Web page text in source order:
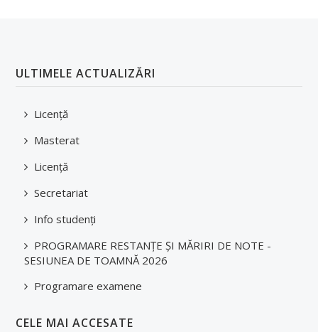
ULTIMELE ACTUALIZĂRI
Licență
Masterat
Licență
Secretariat
Info studenți
PROGRAMARE RESTANȚE ȘI MĂRIRI DE NOTE -
SESIUNEA DE TOAMNĂ 2026
Programare examene
CELE MAI ACCESATE